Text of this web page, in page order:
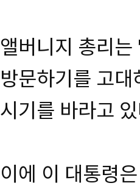
앨버니지 총리
방문하기를 고
시기를 바라고
이에 이 대통령